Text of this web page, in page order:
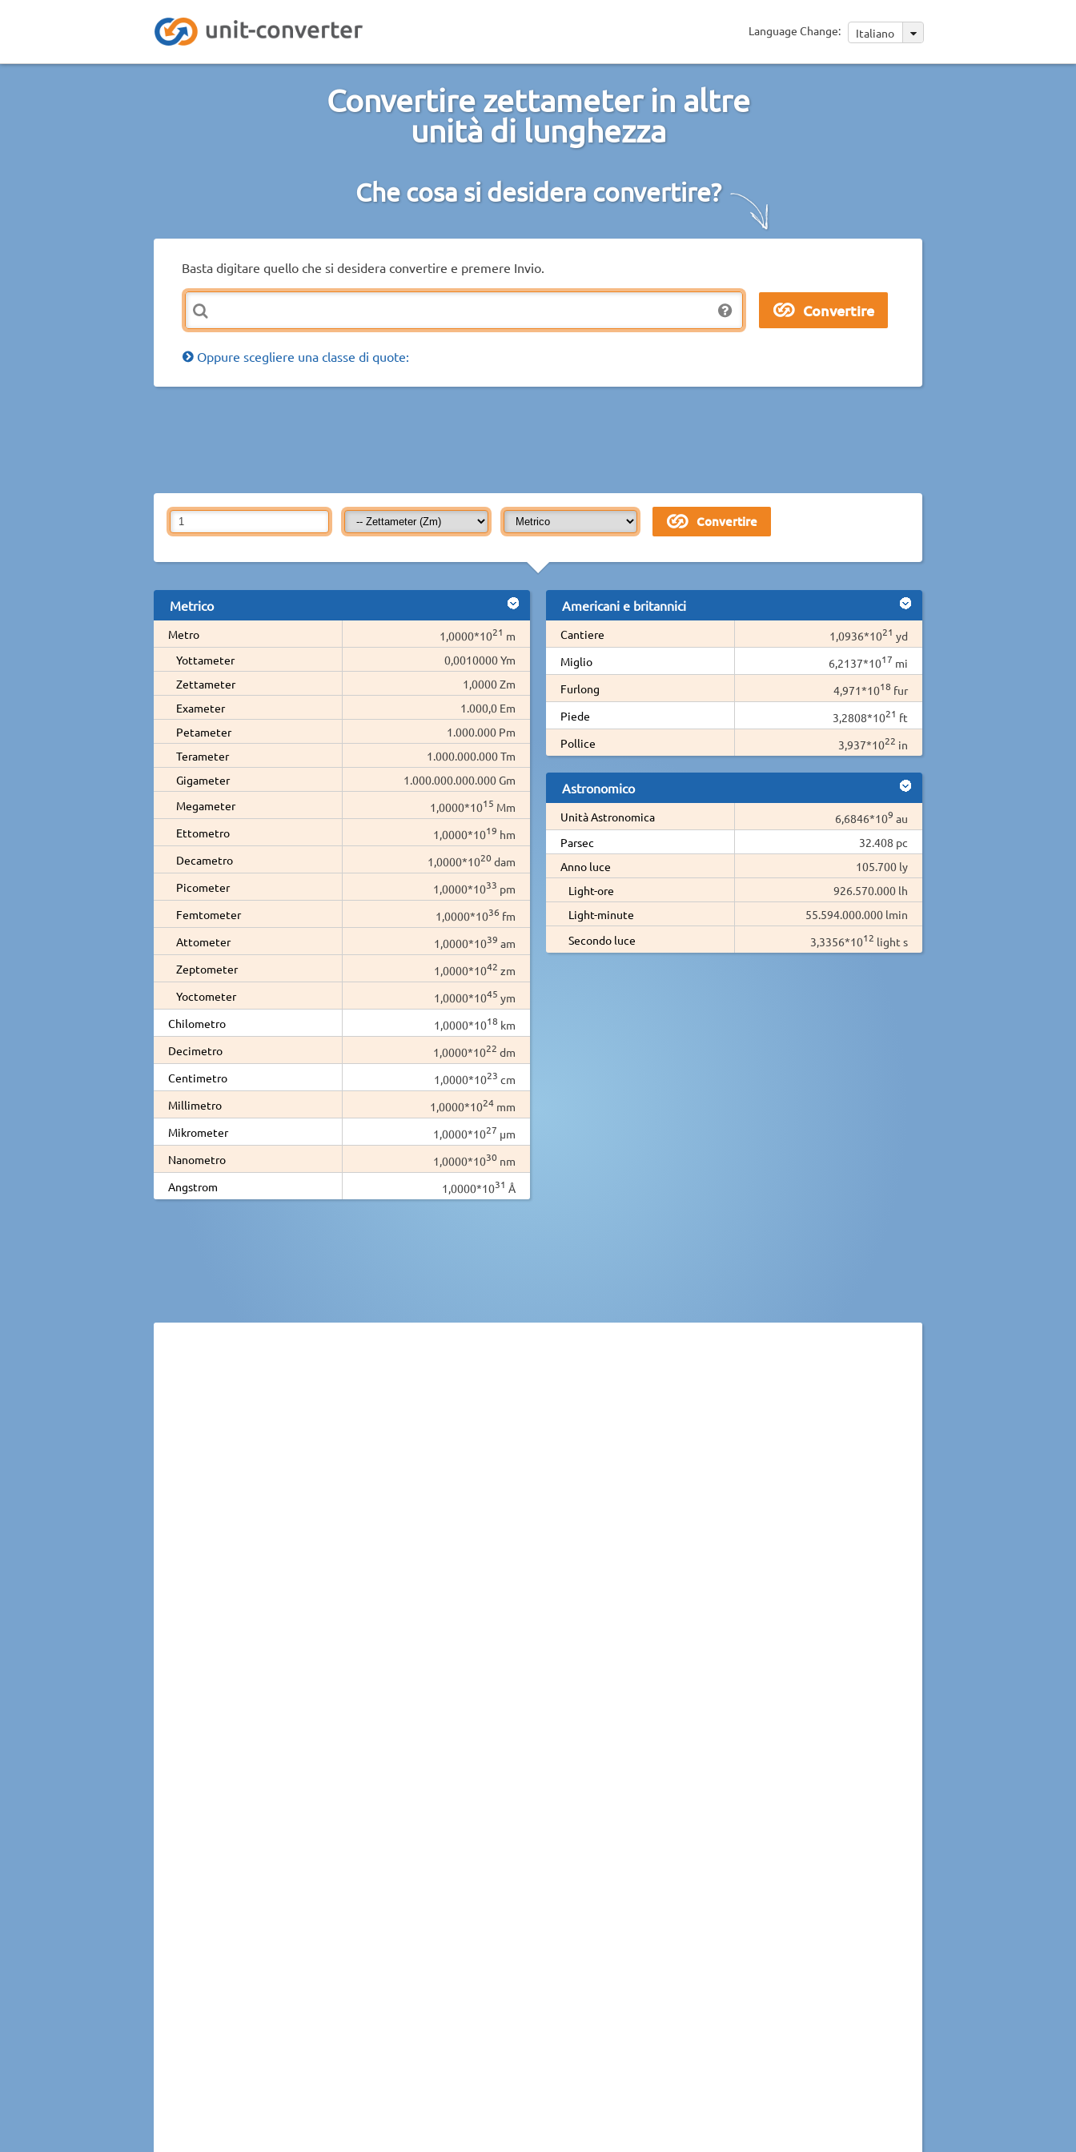
Language Change: Italiano
Convertire zettameter in altre
unità di lunghezza
Che cosa si desidera convertire?
Basta digitare quello che si desidera convertire e premere Invio.
Oppure scegliere una classe di quote:
Metrico
Metro 1,0000*1021 m
Yottameter
0,0010000 Ym
Zettameter
1,0000 Zm
Exameter
1.000,0 Em
Petameter
1.000.000 Pm
Terameter
1.000.000.000 Tm
Gigameter
1.000.000.000.000 Gm
Megameter
1,0000*1015 Mm
Ettometro
1,0000*1019 hm
Decametro
1,0000*1020 dam
Picometer
1,0000*1033 pm
Femtometer
1,0000*1036 fm
Attometer
1,0000*1039 am
Zeptometer
1,0000*1042 zm
Yoctometer
1,0000*1045 ym
Chilometro
1,0000*1018 km
Decimetro
1,0000*1022 dm
Centimetro
1,0000*1023 cm
Millimetro
1,0000*1024 mm
Mikrometer
1,0000*1027 µm
Nanometro
1,0000*1030 nm
Angstrom
1,0000*1031 Å
Americani e britannici
Cantiere 1,0936*1021 yd
Miglio
6,2137*1017 mi
Furlong
4,971*1018 fur
Piede
3,2808*1021 ft
Pollice
3,937*1022 in
Astronomico
Unità Astronomica 6,6846*109 au
Parsec
32.408 pc
Anno luce
105.700 ly
Light-ore
926.570.000 lh
Light-minute
55.594.000.000 lmin
Secondo luce
3,3356*1012 light s